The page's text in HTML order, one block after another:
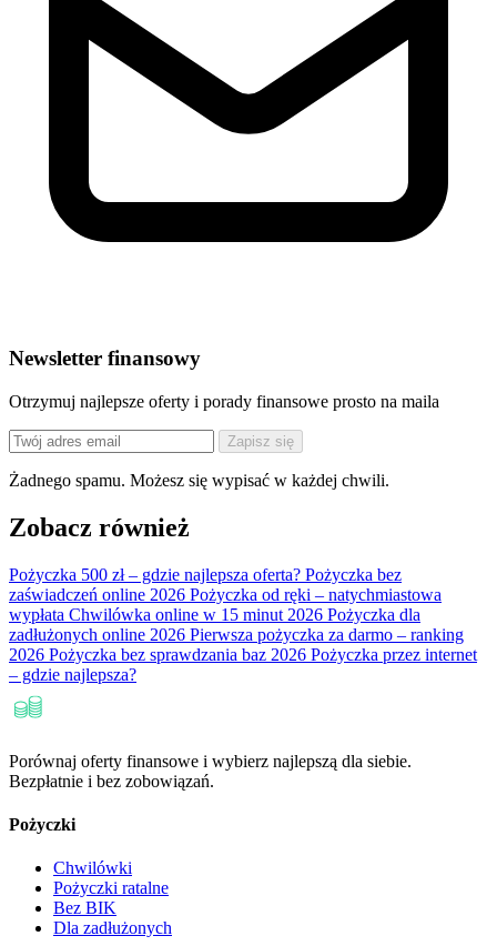
Newsletter finansowy
Otrzymuj najlepsze oferty i porady finansowe prosto na maila
Zapisz się
Żadnego spamu. Możesz się wypisać w każdej chwili.
Zobacz również
Pożyczka 500 zł – gdzie najlepsza oferta? Pożyczka bez
zaświadczeń online 2026 Pożyczka od ręki – natychmiastowa
wypłata Chwilówka online w 15 minut 2026 Pożyczka dla
zadłużonych online 2026 Pierwsza pożyczka za darmo – ranking
2026 Pożyczka bez sprawdzania baz 2026 Pożyczka przez internet
– gdzie najlepsza?
Porównaj oferty finansowe i wybierz najlepszą dla siebie.
Bezpłatnie i bez zobowiązań.
Pożyczki
Chwilówki
Pożyczki ratalne
Bez BIK
Dla zadłużonych